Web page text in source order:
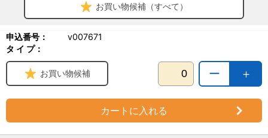
お買い物候補（すべて）
申込番号：
v007671
タ イ プ：
＋
ー
お買い物候補
カートに入れる